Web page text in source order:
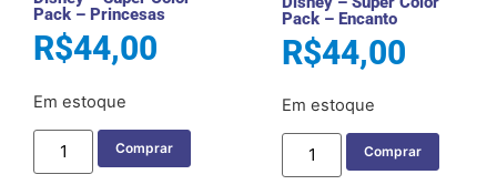
Pack – Princesas
R$44,00
Em estoque
Comprar
Pack – Encanto
R$44,00
Em estoque
Comprar